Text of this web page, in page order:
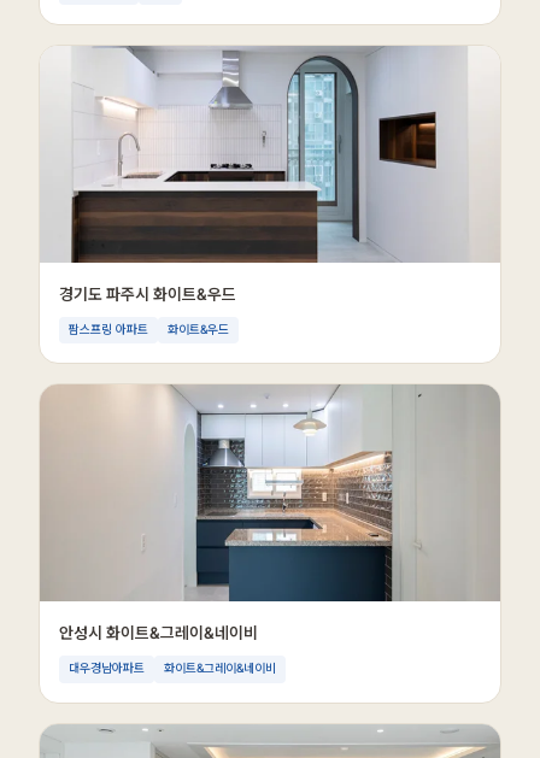
경기도 파주시 화이트&우드
팜스프링 아파트 화이트&우드
안성시 화이트&그레이&네이비
대우경남아파트 화이트&그레이&네이비